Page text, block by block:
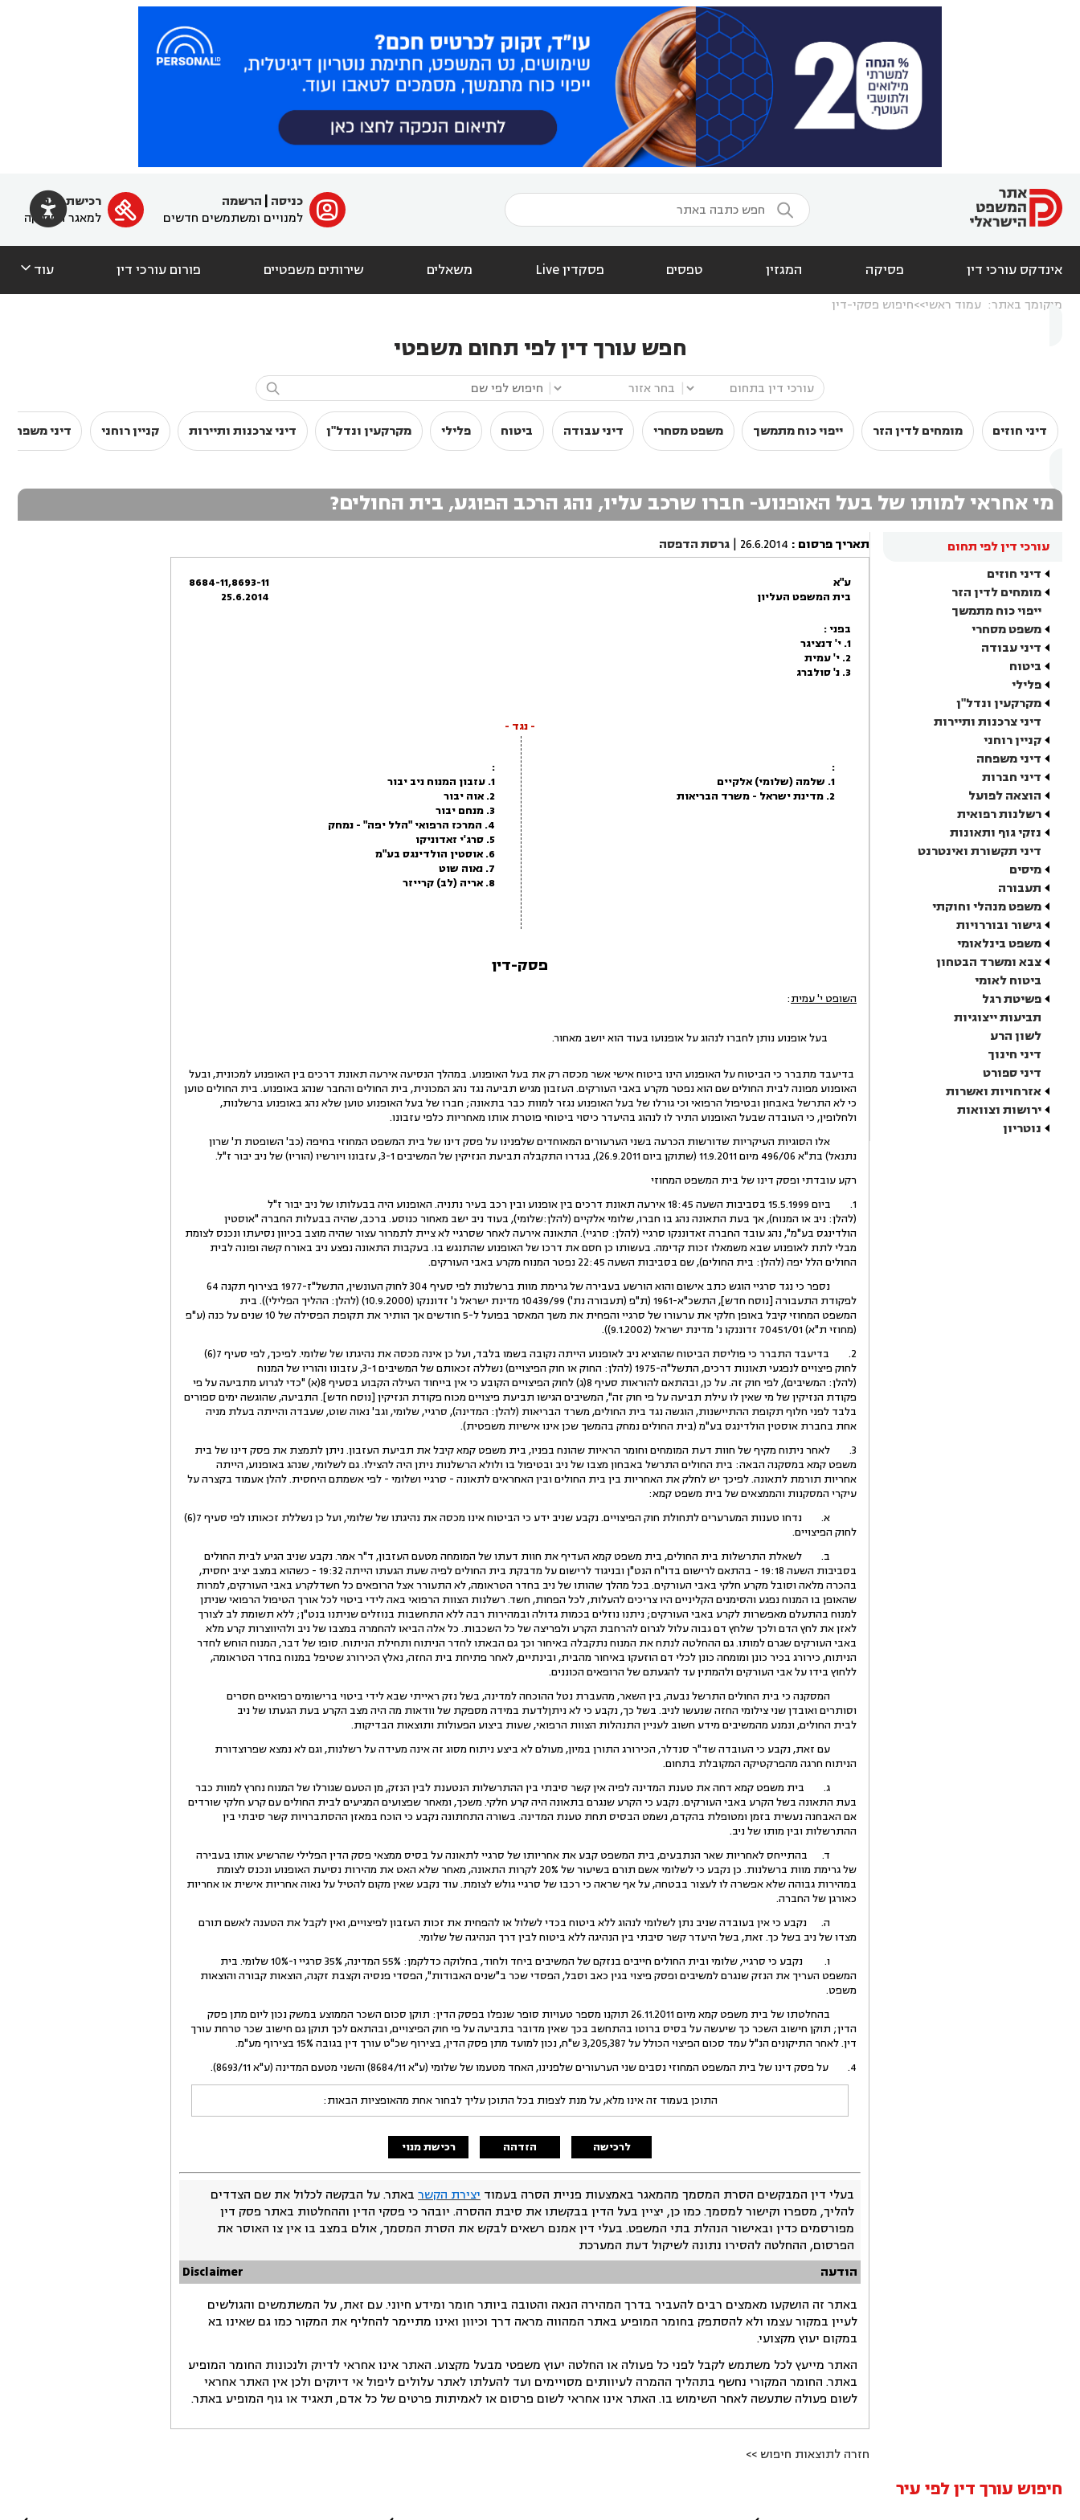
  ﱐ כניסה
הרשמה
למנויים ומשתמשים חדשים

רכישת מנוי
למאגר הפסיקה
אינדקס עורכי דין פסיקה המגזין טפסים פסקדין Live משאלים שירותים משפטיים פורום עורכי דין עוד 
מיקומך באתר: עמוד ראשי חיפוש פסקי-דין
חפש עורך דין לפי תחום משפטי

דיני חוזים מומחים לדין הזר ייפוי כוח מתמשך משפט מסחרי דיני עבודה ביטוח פלילי מקרקעין ונדל"ן דיני צרכנות ותיירות קניין רוחני דיני משפחה
מי אחראי למותו של בעל האופנוע- חברו שרכב עליו, נהג הרכב הפוגע, בית החולים?
עורכי דין לפי תחום
דיני חוזים
מומחים לדין הזר
ייפוי כוח מתמשך
משפט מסחרי
דיני עבודה
ביטוח
פלילי
מקרקעין ונדל"ן
דיני צרכנות ותיירות
קניין רוחני
דיני משפחה
דיני חברות
הוצאה לפועל
רשלנות רפואית
נזקי גוף ותאונות
דיני תקשורת ואינטרנט
מיסים
תעבורה
משפט מנהלי וחוקתי
גישור ובוררויות
משפט בינלאומי
צבא ומשרד הבטחון
ביטוח לאומי
פשיטת רגל
תביעות ייצוגיות
לשון הרע
דיני חינוך
דיני ספורט
אזרחויות ואשרות
ירושות וצוואות
נוטריון
תאריך פרסום :
26.6.2014
| גרסת הדפסה
ע"א
בית המשפט העליון
8684-11,8693-11
25.6.2014
בפני :
1. י' דנציגר
2. י' עמית
3. נ' סולברג
- נגד -
:
1. שלמה (שלומי) אלקיים
2. מדינת ישראל - משרד הבריאות
:
1. עזבון המנוח ניב יבור
2. אוה יבור
3. מנחם יבור
4. המרכז הרפואי "הלל יפה" - נמחק
5. סרג'י זאדוניקו
6. אוסטין הולדינגס בע"מ
7. נאוה שוט
8. אריה (לב) קרייזר
פסק-דין
השופט י' עמית:
בעל אופנוע נותן לחברו לנהוג על אופנועו בעוד הוא יושב מאחור.
בדיעבד מתברר כי הביטוח על האופנוע הינו ביטוח אישי אשר מכסה רק את בעל האופנוע. במהלך הנסיעה אירעה תאונת דרכים בין האופנוע למכונית, ובעל
האופנוע מפונה לבית החולים שם הוא נפטר מקרע באבי העורקים. העזבון מגיש תביעה נגד נהג המכונית, בית החולים והחבר שנהג באופנוע. בית החולים טוען
כי לא התרשל באבחון ובטיפול הרפואי וכי גורלו של בעל האופנוע נגזר למוות כבר בתאונה; חברו של בעל האופנוע טוען שלא נהג באופנוע ברשלנות,
ולחלופין, כי העובדה שבעל האופנוע התיר לו לנהוג בהיעדר כיסוי ביטוחי פוטרת אותו מאחריות כלפי עזבונו.
אלו הסוגיות העיקריות שדורשות הכרעה בשני הערעורים המאוחדים שלפנינו על פסק דינו של בית המשפט המחוזי בחיפה (כב' השופטת ת' שרון
נתנאל) בת"א 496/06 מיום 11.9.2011 (שתוקן ביום 26.9.2011), בגדרו התקבלה תביעת הנזיקין של המשיבים 3-1, עזבונו ויורשיו (הוריו) של ניב יבור ז"ל.
רקע עובדתי ופסק דינו של בית המשפט המחוזי
1. ביום 15.5.1999 בסביבות השעה 18:45 אירעה תאונת דרכים בין אופנוע ובין רכב בעיר נתניה. האופנוע היה בבעלותו של ניב יבור ז"ל
(להלן: ניב או המנוח), אך בעת התאונה נהג בו חברו, שלומי אלקיים (להלן:שלומי), בעוד ניב ישב מאחור כנוסע. ברכב, שהיה בבעלות החברה "אוסטין
הולדינגס בע"מ", נהג עובד החברה זאדוננקו סרגיי (להלן: סרגיי). התאונה אירעה לאחר שסרגיי לא ציית לתמרור עצור שהיה מוצב בכיוון נסיעתו ונכנס לצומת
מבלי לתת לאופנוע שבא משמאלו זכות קדימה. בעשותו כן חסם את דרכו של האופנוע שהתנגש בו. בעקבות התאונה נפצע ניב באורח קשה ופונה לבית
החולים הלל יפה (להלן: בית החולים), שם בסביבות השעה 22:45 נפטר המנוח מקרע באבי העורקים.
נספר כי נגד סרגיי הוגש כתב אישום והוא הורשע בעבירה של גרימת מוות ברשלנות לפי סעיף 304 לחוק העונשין, התשל"ז-1977 בצירוף תקנה 64
לפקודת התעבורה [נוסח חדש], התשכ"א-1961 (ת"פ (תעבורה נת') 10439/99 מדינת ישראל נ' זדוננקו (10.9.2000) (להלן: ההליך הפלילי)). בית
המשפט המחוזי קיבל באופן חלקי את ערעורו של סרגיי והפחית את משך המאסר בפועל ל-5 חודשים אך הותיר את תקופת הפסילה של 10 שנים על כנה (ע"פ
(מחוזי ת"א) 70451/01 זדוננקו נ' מדינת ישראל (9.1.2002)).
2. בדיעבד התברר כי פוליסת הביטוח שהוציא ניב לאופנוע הייתה נקובה בשמו בלבד, ועל כן אינה מכסה את נהיגתו של שלומי. לפיכך, לפי סעיף 7(6)
לחוק פיצויים לנפגעי תאונות דרכים, התשל"ה-1975 (להלן: החוק או חוק הפיצויים) נשללה זכאותם של המשיבים 3-1, עזבונו והוריו של המנוח
(להלן: המשיבים), לפי חוק זה. על כן, ובהתאם להוראות סעיף 8(ג) לחוק הפיצויים הקובע כי אין בייחוד העילה הקבוע בסעיף 8(א) "כדי לגרוע מתביעה על פי
פקודת הנזיקין של מי שאין לו עילת תביעה על פי חוק זה", המשיבים הגישו תביעת פיצויים מכוח פקודת הנזיקין [נוסח חדש]. התביעה, שהוגשה ימים ספורים
בלבד לפני חלוף תקופת ההתיישנות, הוגשה נגד בית החולים, משרד הבריאות (להלן: המדינה), סרגיי, שלומי, וגב' נאוה שוט, שעבדה והייתה בעלת מניה
אחת בחברת אוסטין הולדינגס בע"מ (בית החולים נמחק בהמשך שכן אינו אישיות משפטית).
3. לאחר ניתוח מקיף של חוות דעת המומחים וחומר הראיות שהונח בפניו, בית משפט קמא קיבל את תביעת העזבון. ניתן לתמצת את פסק דינו של בית
משפט קמא במסקנה הבאה: בית החולים התרשל באבחון מצבו של ניב ובטיפול בו ולולא הרשלנות ניתן היה להצילו. גם לשלומי, שנהג באופנוע, הייתה
אחריות תורמת לתאונה. לפיכך יש לחלק את האחריות בין בית החולים ובין האחראים לתאונה - סרגיי ושלומי - לפי אשמתם היחסית. להלן אעמוד בקצרה על
עיקרי המסקנות והממצאים של בית משפט קמא:
א. נדחו טענות המערערים לתחולת חוק הפיצויים. נקבע שניב ידע כי הביטוח אינו מכסה את נהיגתו של שלומי, ועל כן נשללת זכאותו לפי סעיף 7(6)
לחוק הפיצויים.
ב. לשאלת התרשלות בית החולים, בית משפט קמא העדיף את חוות דעתו של המומחה מטעם העזבון, ד"ר אמר. נקבע שניב הגיע לבית החולים
בסביבות השעה 19:18 - בהתאם לרישום בדו"ח הנט"ן ובניגוד לרישום על מדבקת בית החולים לפיה שעת הגעתו הייתה 19:32 - כשהוא במצב יציב יחסית,
בהכרה מלאה וסובל מקרע חלקי באבי העורקים. בכל מהלך שהותו של ניב בחדר הטראומה, לא התעורר אצל הרופאים כל חשדלקרע באבי העורקים, למרות
שהאופן בו המנוח נפגע והסימנים הקליניים היו צריכים להעלות, לכל הפחות, חשד. רשלנות הצוות הרפואי באה לידי ביטוי לכל אורך הטיפול הרפואי שניתן
למנוח בהתעלם מאפשרות לקרע באבי העורקים; ניתנו נוזלים בכמות גדולה ובמהירות רבה ללא התחשבות בנוזלים שניתנו בנט"ן; ללא תשומת לב לצורך
לאזן את לחץ הדם ולכך שלחץ דם גבוה עלול לגרום להרחבת הקרע ולפריצה של כל השכבות. כל אלה הביאו להחמרה במצבו של ניב ולהיווצרות קרע מלא
באבי העורקים שגרם למותו. גם ההחלטה לנתח את המנוח נתקבלה באיחור וכך גם הבאתו לחדר הניתוח ותחילת הניתוח. סופו של דבר, המנוח הוחש לחדר
הניתוח, כירורג בכיר כונן ומומחה כונן לכלי דם הוזעקו באיחור מהבית, ובינתיים, לאחר פתיחת בית החזה, נאלץ הכירורג שטיפל במנוח בחדר הטראומה,
ללחוץ בידו על אבי העורקים ולהמתין עד להגעתם של הרופאים הכוננים.
המסקנה כי בית החולים התרשל נבעה, בין השאר, מהעברת נטל ההוכחה למדינה, בשל נזק ראייתי שבא לידי ביטוי ברישומים רפואיים חסרים
וסותרים ואובדן שני צילומי החזה שנעשו לניב. בשל כך, נקבע כי לא ניתןלדעת במידה מספקת של וודאות מה היה מצב הקרע בעת הגעתו של ניב
לבית החולים, ונמנע מהמשיבים מידע חשוב לעניין התנהלות הצוות הרפואי, שעות ביצוע הפעולות ותוצאות הבדיקות.
עם זאת, נקבע כי העובדה שד"ר סנדלר, הכירורג התורן במיון, מעולם לא ביצע ניתוח מסוג זה אינה מעידה על רשלנות, וגם לא נמצא שפרוצדורת
הניתוח חרגה מהפרקטיקה המקובלת בתחום.
ג. בית משפט קמא דחה את טענת המדינה לפיה אין קשר סיבתי בין ההתרשלות הנטענת לבין הנזק, מן הטעם שגורלו של המנוח נחרץ למוות כבר
בעת התאונה בשל הקרע באבי העורקים. נקבע כי הקרע שנגרם בתאונה היה קרע חלקי. משכך, ומאחר שפצועים המגיעים לבית החולים עם קרע חלקי שורדים
אם האבחנה נעשית בזמן ומטופלת בהקדם, נשמט הבסיס תחת טענת המדינה. בשורה התחתונה נקבע כי הוכח במאזן ההסתברויות קשר סיבתי בין
ההתרשלות ובין מותו של ניב.
ד. בהתייחס לאחריות שאר הנתבעים, בית המשפט קבע את אחריותו של סרגיי לתאונה על בסיס ממצאי פסק הדין הפלילי שהרשיע אותו בעבירה
של גרימת מוות ברשלנות. כן נקבע כי לשלומי אשם תורם בשיעור של 20% לקרות התאונה, מאחר שלא האט את מהירות נסיעת האופנוע ונכנס לצומת
במהירות גבוהה שלא אפשרה לו לעצור בבטחה, על אף שראה כי רכבו של סרגיי גולש לצומת. עוד נקבע שאין מקום להטיל על נאוה אחריות אישית או אחריות
כאורגן של החברה.
ה. נקבע כי אין בעובדה שניב נתן לשלומי לנהוג ללא ביטוח בכדי לשלול או להפחית את זכות העזבון לפיצויים, ואין לקבל את הטענה לאשם תורם
מצדו של ניב בשל כך. זאת, בשל היעדר קשר סיבתי בין הנהיגה ללא ביטוח לבין דרך הנהיגה של שלומי.
ו. נקבע כי סרגיי, שלומי ובית החולים חייבים בנזקם של המשיבים ביחד ולחוד, בחלוקה כדלקמן: 55% המדינה, 35% סרגיי ו-10% שלומי. בית
המשפט העריך את הנזק שנגרם למשיבים ופסק פיצוי בגין כאב וסבל, הפסדי שכר ב"שנים האבודות", הפסדי פנסיה וקצבת זקנה, הוצאות קבורה והוצאות
משפט.
בהחלטתו של בית משפט קמא מיום 26.11.2011 תוקנו מספר טעויות סופר שנפלו בפסק הדין: תוקן סכום השכר הממוצע במשק נכון ליום מתן פסק
הדין; תוקן חישוב השכר כך שיעשה על בסיס ברוטו בהתחשב בכך שאין מדובר בתביעה על פי חוק הפיצויים, ובהתאם לכך תוקן גם חישוב שכר טרחת עורך
דין. לאחר התיקונים הנ"ל עמד סכום הפיצוי הכולל על 3,205,387 ש"ח, נכון למועד מתן פסק הדין, בצירוף שכ"ט עורך דין בגובה 15% בצירוף מע"מ.
4. על פסק דינו של בית המשפט המחוזי נסבים שני הערעורים שלפנינו, האחד מטעמו של שלומי (ע"א 8684/11) והשני מטעם המדינה (ע"א 8693/11).
התוכן בעמוד זה אינו מלא, על מנת לצפות בכל התוכן עליך לבחור אחת מהאופציות הבאות:
לרכישה הזדהה רכישת מנוי
בעלי דין המבקשים הסרת המסמך מהמאגר באמצעות פניית הסרה בעמוד יצירת הקשר באתר. על הבקשה לכלול את שם הצדדים
להליך, מספרו וקישור למסמך. כמו כן, יציין בעל הדין בבקשתו את סיבת ההסרה. יובהר כי פסקי הדין וההחלטות באתר פסק דין
מפורסמים כדין ובאישור הנהלת בתי המשפט. בעלי דין אמנם רשאים לבקש את הסרת המסמך, אולם במצב בו אין צו האוסר את
הפרסום, ההחלטה להסירו נתונה לשיקול דעת המערכת
הודעה
Disclaimer
באתר זה הושקעו מאמצים רבים להעביר בדרך המהירה הנאה והטובה ביותר חומר ומידע חיוני. עם זאת, על המשתמשים והגולשים
לעיין במקור עצמו ולא להסתפק בחומר המופיע באתר המהווה מראה דרך וכיוון ואינו מתיימר להחליף את המקור כמו גם שאינו בא
במקום יעוץ מקצועי.
האתר מייעץ לכל משתמש לקבל לפני כל פעולה או החלטה יעוץ משפטי מבעל מקצוע. האתר אינו אחראי לדיוק ולנכונות החומר המופיע
באתר. החומר המקורי נחשף בתהליך ההמרה לעיוותים מסויימים ועד להעלתו לאתר עלולים ליפול אי דיוקים ולכן אין האתר אחראי
לשום פעולה שתעשה לאחר השימוש בו. האתר אינו אחראי לשום פרסום או לאמיתות פרטים של כל אדם, תאגיד או גוף המופיע באתר.
חזרה לתוצאות חיפוש >>
חיפוש עורך דין לפי עיר